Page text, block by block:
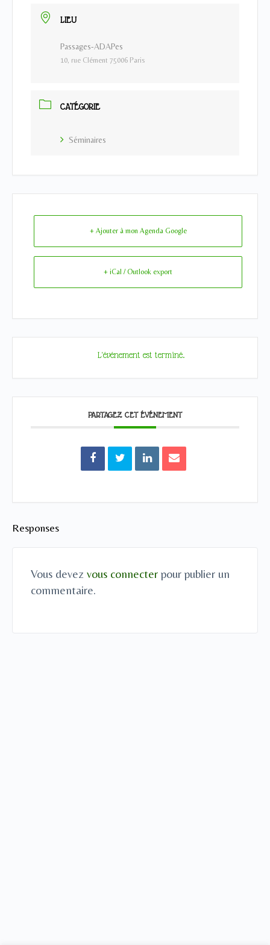
LIEU
Passages-ADAPes
10, rue Clément 75006 Paris
CATÉGORIE
Séminaires
+ Ajouter à mon Agenda Google
+ iCal / Outlook export
L'événement est terminé.
PARTAGEZ CET ÉVÉNEMENT
Responses
Vous devez vous connecter pour publier un
commentaire.